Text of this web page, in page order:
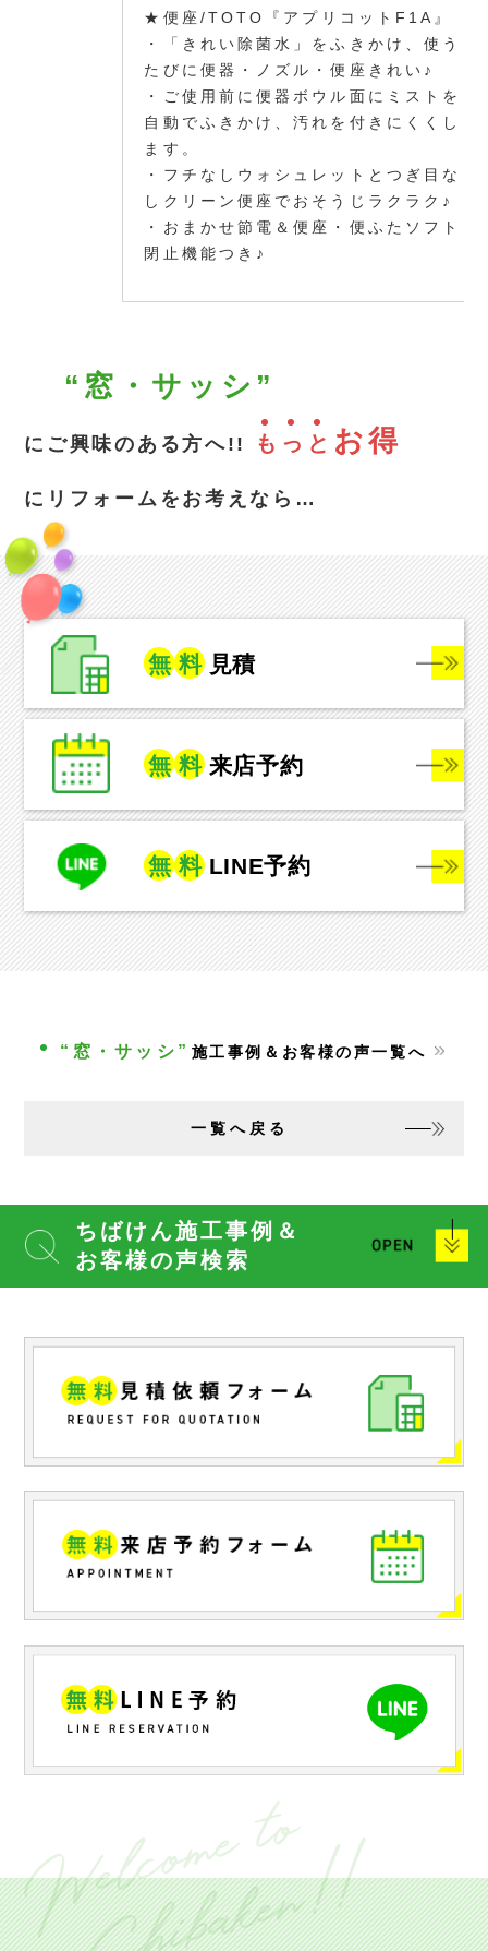
★便座/TOTO『アプリコットF1A』
・「きれい除菌水」をふきかけ、使う
たびに便器・ノズル・便座きれい♪
・ご使用前に便器ボウル面にミストを
自動でふきかけ、汚れを付きにくくし
ます。
・フチなしウォシュレットとつぎ目な
しクリーン便座でおそうじラクラク♪
・おまかせ節電＆便座・便ふたソフト
閉止機能つき♪
“窓・サッシ”
にご興味のある方へ!! も っ と お得
にリフォームをお考えなら…
無 料 見積
無 料 来店予約
無 料 LINE予約
“窓・サッシ” 施工事例＆お客様の声一覧へ
一覧へ戻る
ちばけん施工事例＆
お客様の声検索